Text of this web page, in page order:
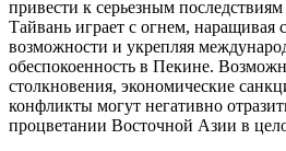
привести к серьезным последствиям
Тайвань играет с огнем, наращивая
возможности и укрепляя
обеспокоенность в Пекине.
столкновения, экономические
конфликты могут негативно
процветании Восточной Азии в